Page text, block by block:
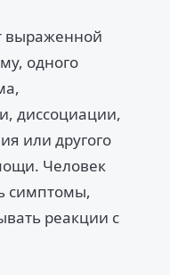
выраженной
одного
диссоциации,
или другого
Человек
симптомы,
реакции с